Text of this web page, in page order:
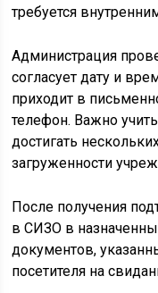
требуется
Администрация
согласует дату и
приходит в
телефон. Важно
достигать
загруженности
После получения
в СИЗО в
документов,
посетителя на